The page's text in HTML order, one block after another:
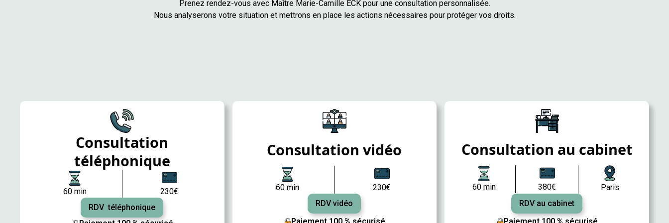
Prenez rendez-vous avec Maître Marie-Camille ECK pour une consultation personnalisée.
Nous analyserons votre situation et mettrons en place les actions nécessaires pour protéger vos droits.
Consultation
téléphonique
60 min
230€
RDV téléphonique
Consultation vidéo
60 min
230€
RDV vidéo
Consultation au cabinet
60 min 380€
Paris
RDV au cabinet